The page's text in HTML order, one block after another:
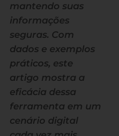
mantendo suas
informações
seguras. Com
dados e exemplos
práticos, este
artigo mostra a
eficácia dessa
ferramenta em um
cenário digital